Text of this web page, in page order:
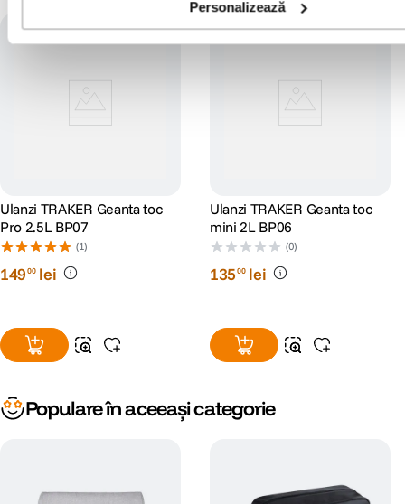
Personalizează
Ulanzi TRAKER Geanta toc
Pro 2.5L BP07
(1)
14900 lei
Ulanzi TRAKER Geanta toc
mini 2L BP06
(0)
13500 lei
Populare în aceeași categorie